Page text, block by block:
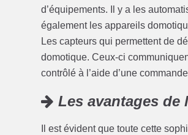
d’équipements. Il y a les
également les appareils
Les capteurs qui permettent de
domotique. Ceux-ci
contrôlé à l’aide d’une
Les avantages de
Il est évident que toute cette